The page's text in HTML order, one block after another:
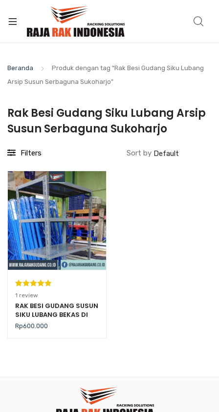
Beranda
Produk dengan tag “Rak Besi Gudang Siku Lubang
Arsip Susun Serbaguna Sukoharjo”
Rak Besi Gudang Siku Lubang Arsip
Susun Serbaguna Sukoharjo
Filters Sort by
Peringkat
5.00dari 5
berdasarka
n
1
penilaian
1 review
RAK BESI GUDANG SUSUN
SIKU LUBANG BEKAS DI
REKONDISI
Rp600.000